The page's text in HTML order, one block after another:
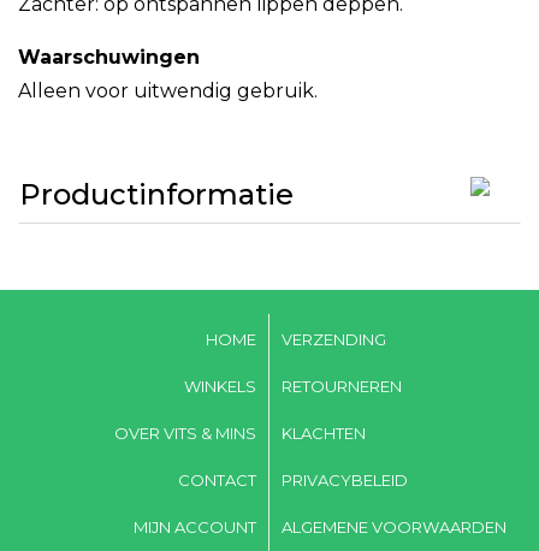
Waarschuwingen
Alleen voor uitwendig gebruik.
Productinformatie
HOME
WINKELS
OVER VITS & MINS
CONTACT
MIJN ACCOUNT
VERZENDING
RETOURNEREN
KLACHTEN
PRIVACYBELEID
ALGEMENE VOORWAARDEN